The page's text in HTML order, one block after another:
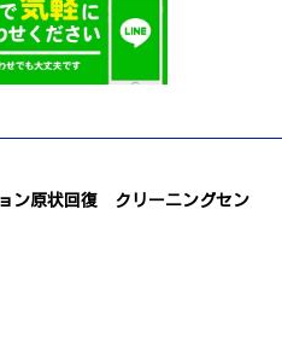
ン原状回復 クリーニングセン